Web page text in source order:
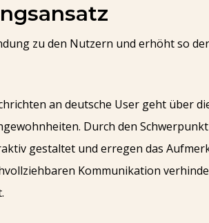
zu den Nutzern und erhöht so
an deutsche User geht über
Durch den
gestaltet und erregen das
Kommunikation